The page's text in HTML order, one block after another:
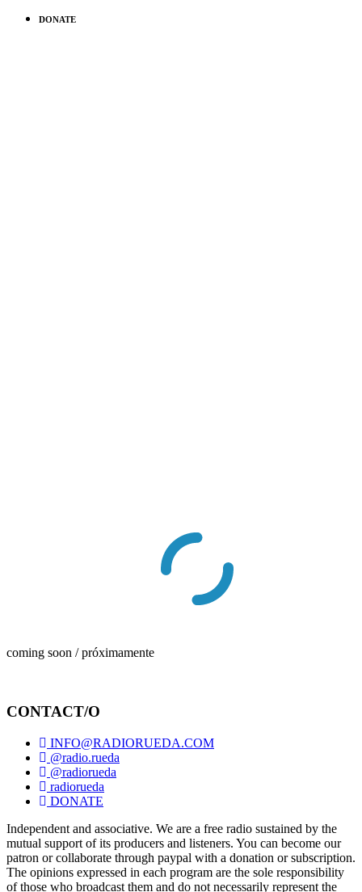
DONATE
coming soon / próximamente
CONTACT/O
INFO@RADIORUEDA.COM
@radio.rueda
@radiorueda
radiorueda
DONATE
Independent and associative. We are a free radio sustained by the
mutual support of its producers and listeners. You can become our
patron or collaborate through paypal with a donation or subscription.
The opinions expressed in each program are the sole responsibility
of those who broadcast them and do not necessarily represent the